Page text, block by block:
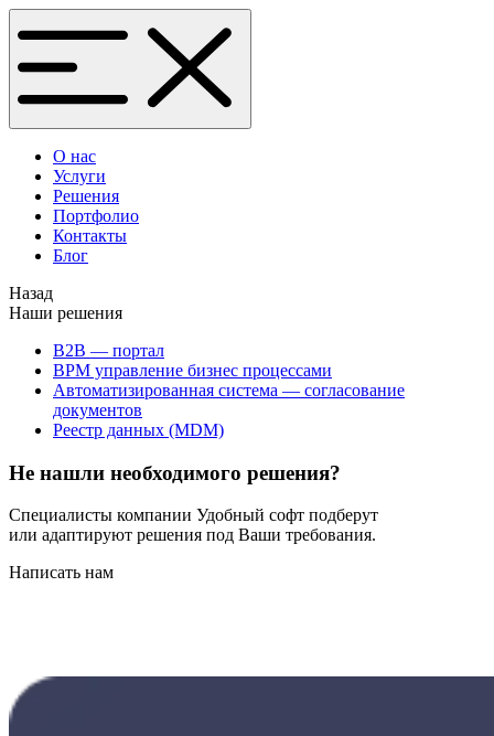
О нас
Услуги
Решения
Портфолио
Контакты
Блог
Назад
Наши решения
B2B — портал
BPM управление бизнес процессами
Автоматизированная система — согласование
документов
Реестр данных (MDM)
Не нашли необходимого решения?
Специалисты компании Удобный софт подберут
или адаптируют решения под Ваши требования.
Написать нам